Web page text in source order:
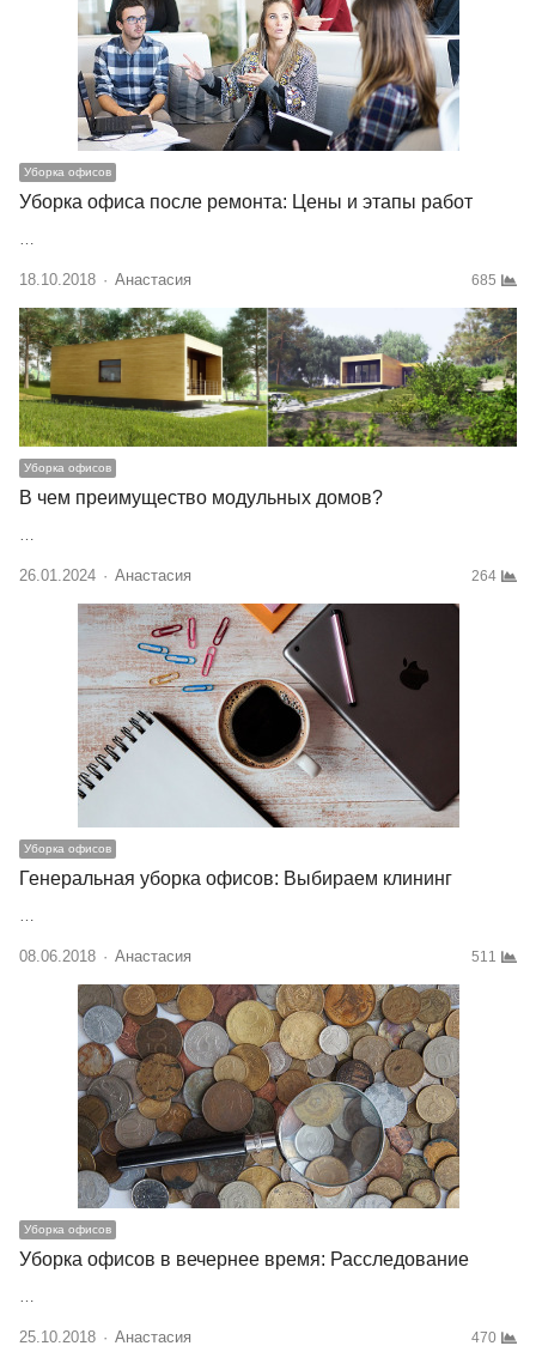
Уборка офисов
Уборка офиса после ремонта: Цены и этапы работ
18.10.2018 Author
Анастасия 685
Уборка офисов
В чем преимущество модульных домов?
…
26.01.2024 Author
Анастасия 264
Уборка офисов
Генеральная уборка офисов: Выбираем клининг
…
08.06.2018 Author
Анастасия 511
Уборка офисов
Уборка офисов в вечернее время: Расследование
25.10.2018 Author
Анастасия 470